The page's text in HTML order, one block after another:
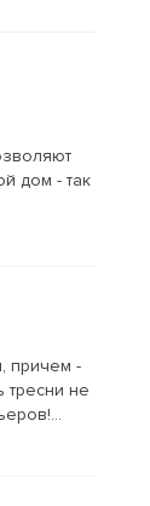
дом - так
причем -
тресни не